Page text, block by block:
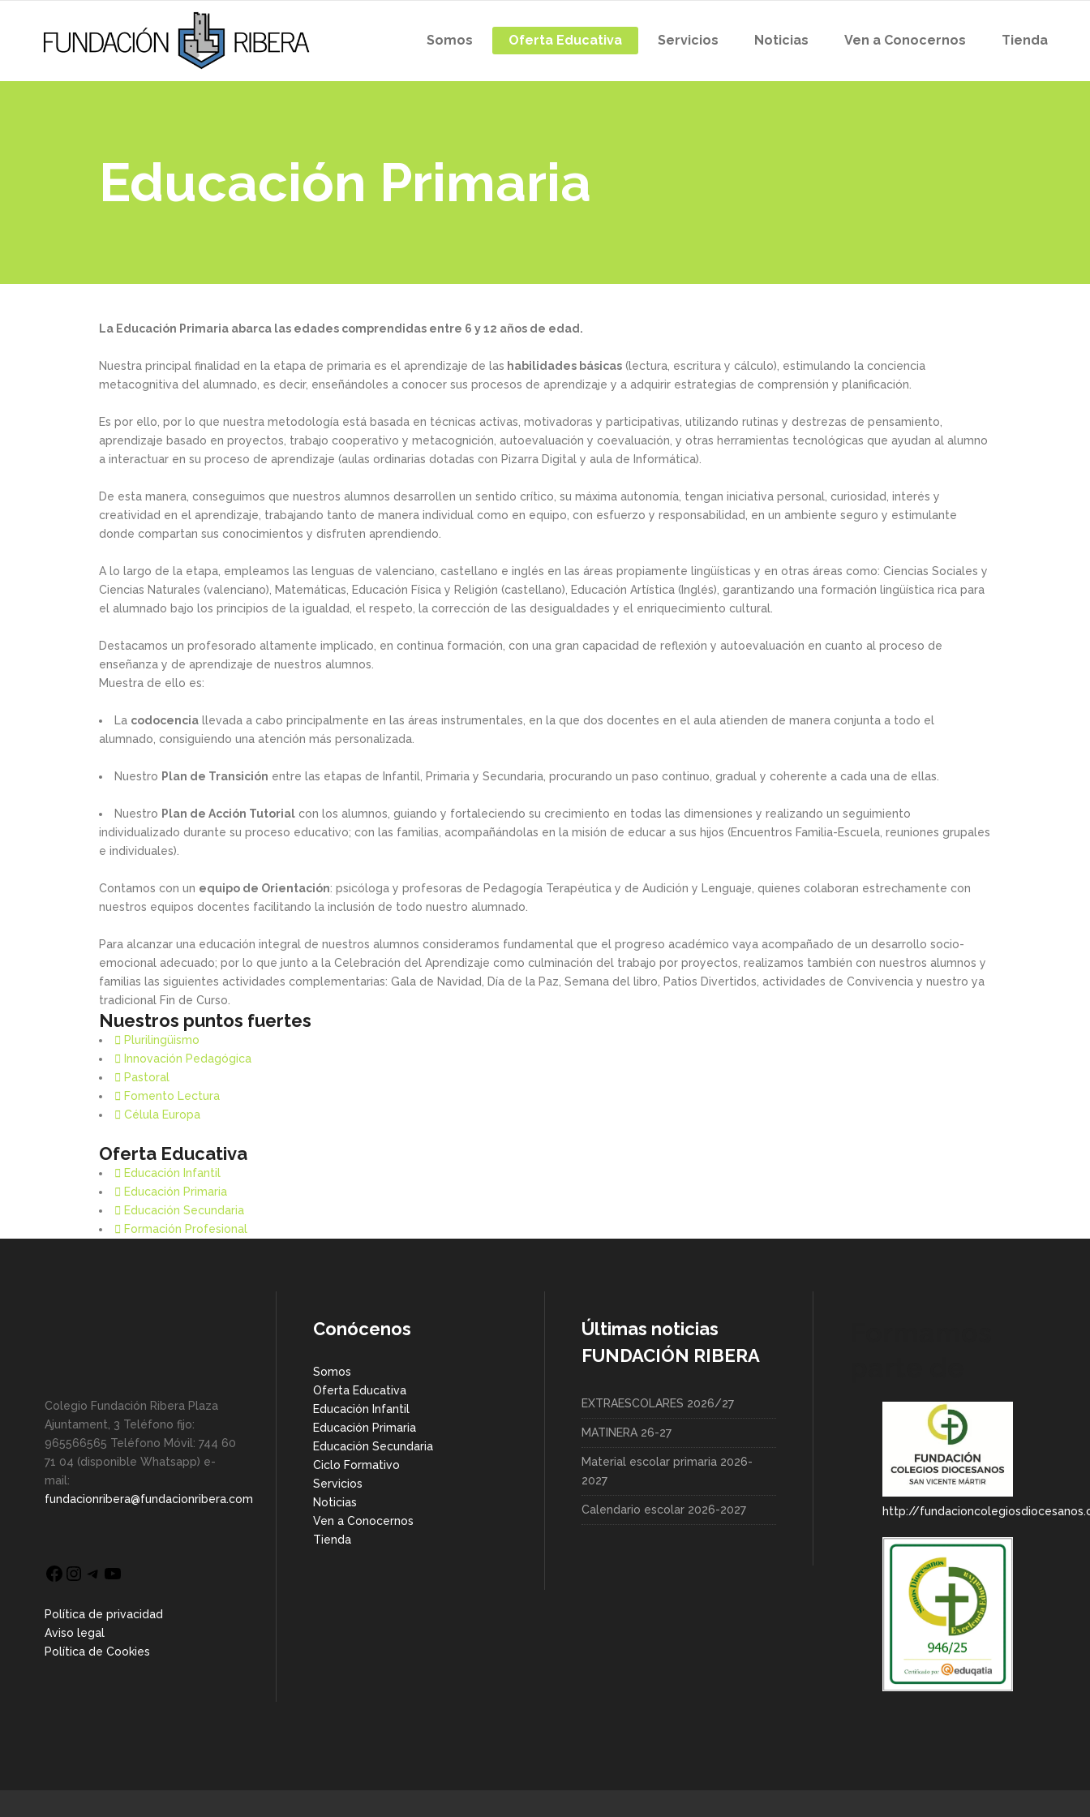
Somos Oferta Educativa Servicios Noticias Ven a Conocernos Tienda
Educación Primaria
La Educación Primaria abarca las edades comprendidas entre 6 y 12 años de edad.
Nuestra principal finalidad en la etapa de primaria es el aprendizaje de las habilidades básicas (lectura, escritura y cálculo), estimulando la conciencia
metacognitiva del alumnado, es decir, enseñándoles a conocer sus procesos de aprendizaje y a adquirir estrategias de comprensión y planificación.
Es por ello, por lo que nuestra metodología está basada en técnicas activas, motivadoras y participativas, utilizando rutinas y destrezas de pensamiento,
aprendizaje basado en proyectos, trabajo cooperativo y metacognición, autoevaluación y coevaluación, y otras herramientas tecnológicas que ayudan al alumno
a interactuar en su proceso de aprendizaje (aulas ordinarias dotadas con Pizarra Digital y aula de Informática).
De esta manera, conseguimos que nuestros alumnos desarrollen un sentido crítico, su máxima autonomía, tengan iniciativa personal, curiosidad, interés y
creatividad en el aprendizaje, trabajando tanto de manera individual como en equipo, con esfuerzo y responsabilidad, en un ambiente seguro y estimulante
donde compartan sus conocimientos y disfruten aprendiendo.
A lo largo de la etapa, empleamos las lenguas de valenciano, castellano e inglés en las áreas propiamente lingüísticas y en otras áreas como: Ciencias Sociales y
Ciencias Naturales (valenciano), Matemáticas, Educación Física y Religión (castellano), Educación Artística (Inglés), garantizando una formación lingüística rica para
el alumnado bajo los principios de la igualdad, el respeto, la corrección de las desigualdades y el enriquecimiento cultural.
Destacamos un profesorado altamente implicado, en continua formación, con una gran capacidad de reflexión y autoevaluación en cuanto al proceso de
enseñanza y de aprendizaje de nuestros alumnos.
Muestra de ello es:
La codocencia llevada a cabo principalmente en las áreas instrumentales, en la que dos docentes en el aula atienden de manera conjunta a todo el
alumnado, consiguiendo una atención más personalizada.
Nuestro Plan de Transición entre las etapas de Infantil, Primaria y Secundaria, procurando un paso continuo, gradual y coherente a cada una de ellas.
Nuestro Plan de Acción Tutorial con los alumnos, guiando y fortaleciendo su crecimiento en todas las dimensiones y realizando un seguimiento
individualizado durante su proceso educativo; con las familias, acompañándolas en la misión de educar a sus hijos (Encuentros Familia-Escuela, reuniones grupales
e individuales).
Contamos con un equipo de Orientación: psicóloga y profesoras de Pedagogía Terapéutica y de Audición y Lenguaje, quienes colaboran estrechamente con
nuestros equipos docentes facilitando la inclusión de todo nuestro alumnado.
Para alcanzar una educación integral de nuestros alumnos consideramos fundamental que el progreso académico vaya acompañado de un desarrollo socio-
emocional adecuado; por lo que junto a la Celebración del Aprendizaje como culminación del trabajo por proyectos, realizamos también con nuestros alumnos y
familias las siguientes actividades complementarias: Gala de Navidad, Día de la Paz, Semana del libro, Patios Divertidos, actividades de Convivencia y nuestro ya
tradicional Fin de Curso.
Nuestros puntos fuertes
Plurilingüismo
Innovación Pedagógica
Pastoral
Fomento Lectura
Célula Europa
Oferta Educativa
Educación Infantil
Educación Primaria
Educación Secundaria
Formación Profesional
Colegio Fundación Ribera Plaza
Ajuntament, 3 Teléfono fijo:
965566565 Teléfono Móvil: 744 60
71 04 (disponible Whatsapp) e-
mail:
fundacionribera@fundacionribera.com
Facebook
Instagram
Telegram
Política de privacidad
Aviso legal
Política de Cookies
Conócenos
Somos
Oferta Educativa
Educación Infantil
Educación Primaria
Educación Secundaria
Ciclo Formativo
Servicios
Noticias
Ven a Conocernos
Tienda
Últimas noticias
FUNDACIÓN RIBERA
EXTRAESCOLARES 2026/27
MATINERA 26-27
Material escolar primaria 2026-
2027
Calendario escolar 2026-2027 http://